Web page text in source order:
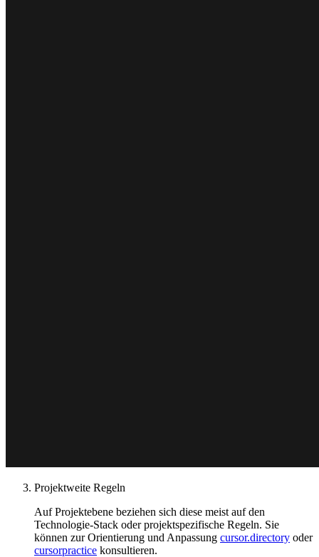
Projektweite Regeln
Auf Projektebene beziehen sich diese meist auf den
Technologie-Stack oder projektspezifische Regeln. Sie
können zur Orientierung und Anpassung cursor.directory oder
cursorpractice konsultieren.